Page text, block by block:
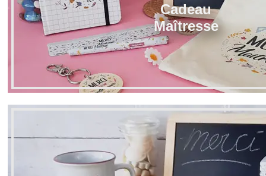
Cadeau
Maîtresse